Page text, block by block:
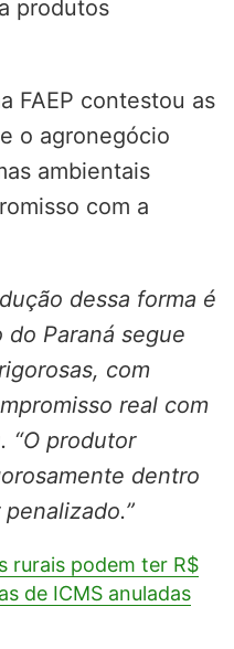
produtos
FAEP contestou as
o agronegócio
ambientais
com a
dessa forma é
Paraná segue
com
real com
“O produtor
dentro
rurais podem ter R$
de ICMS anuladas